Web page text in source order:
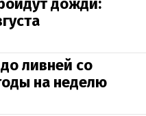
ливней со
на неделю